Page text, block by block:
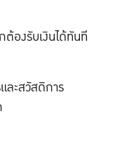
องรับเงินได้ทันที
ะสวัสดิการ